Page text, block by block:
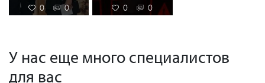
0 0 0 0
У нас еще много специалистов
для вас